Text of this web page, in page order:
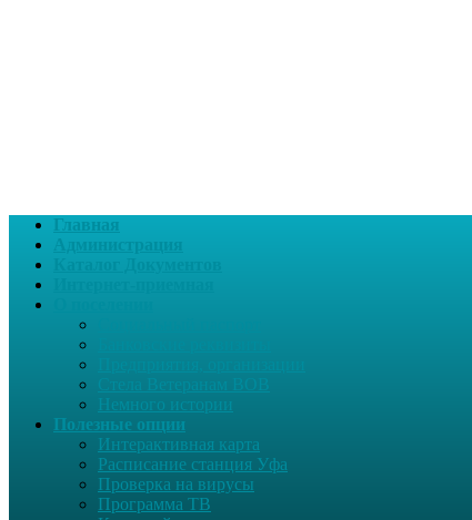
Главная
Администрация
Немного истории
Полезные опции
Интерактивная карта
Расписание станция Уфа
Проверка на вирусы
Программа ТВ